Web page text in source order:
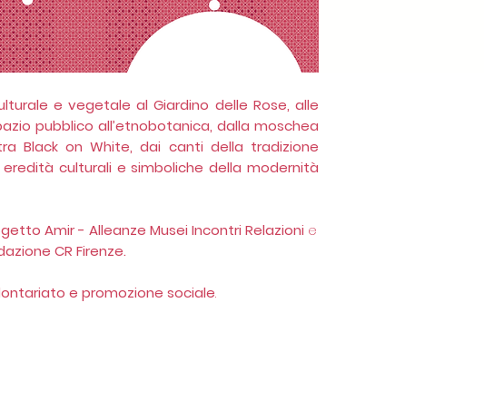
e vegetale al Giardino delle Rose, alle
pubblico all’etnobotanica, dalla moschea
Black on White, dai canti della tradizione
culturali e simboliche della modernità
Amir - Alleanze Musei Incontri Relazioni e
CR Firenze.
e promozione sociale.